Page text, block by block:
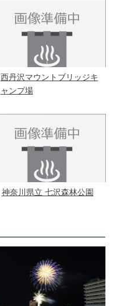
西丹沢マウントブリッジキ
ャンプ場
神奈川県立 七沢森林公園